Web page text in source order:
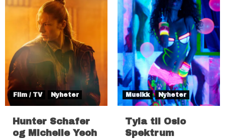
Film / TV Nyheter
Hunter Schafer
og Michelle Yeoh
Musikk Nyheter
Tyla til Oslo
Spektrum